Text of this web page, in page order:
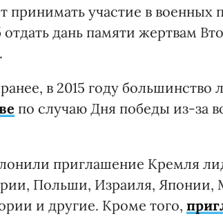
принимать участие в военных
дань памяти жертвам
в 2015 году большинство
по случаю Дня победы из-за
приглашение Кремля
Польши, Израиля, Японии,
и другие. Кроме того,